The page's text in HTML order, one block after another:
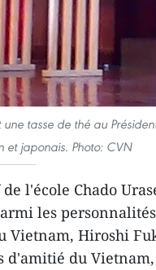
tasse de thé au
et japonais. Photo: CVN
l'école Chado
les
Vietnam, Hiroshi
du